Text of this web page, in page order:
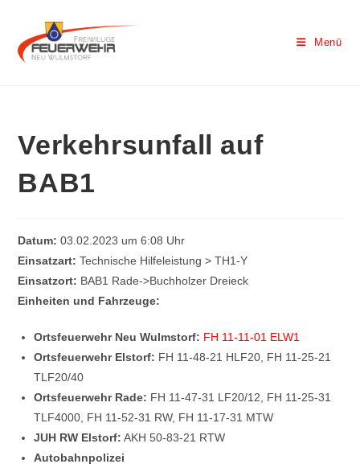
Menü
Verkehrsunfall auf
BAB1
Datum: 03.02.2023 um 6:08 Uhr
Einsatzart: Technische Hilfeleistung > TH1-Y
Einsatzort: BAB1 Rade->Buchholzer Dreieck
Einheiten und Fahrzeuge:
Ortsfeuerwehr Neu Wulmstorf: FH 11-11-01 ELW1
Ortsfeuerwehr Elstorf: FH 11-48-21 HLF20, FH 11-25-21
TLF20/40
Ortsfeuerwehr Rade: FH 11-47-31 LF20/12, FH 11-25-31
TLF4000, FH 11-52-31 RW, FH 11-17-31 MTW
JUH RW Elstorf: AKH 50-83-21 RTW
Autobahnpolizei